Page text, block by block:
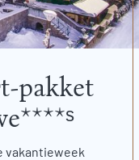
pakket
vakantieweek